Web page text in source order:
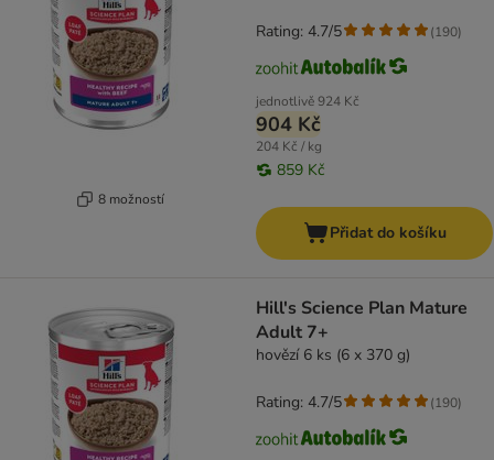
8 možností
jednotlivě924 Kč
904 Kč
204 Kč / kg
859 Kč
Rating: 4.7/5 (190)
Přidat do košíku
Hill's Science Plan Mature
Adult 7+
hovězí 6 ks (6 x 370 g)
Rating: 4.7/5 (190)